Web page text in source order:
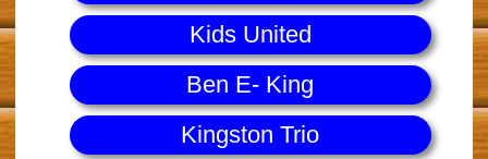
Kids United
Ben E- King
Kingston Trio